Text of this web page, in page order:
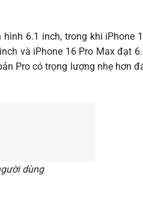
6.1 inch, trong khi iPhone
và iPhone 16 Pro Max đạt
Pro có trọng lượng nhẹ hơn
dùng